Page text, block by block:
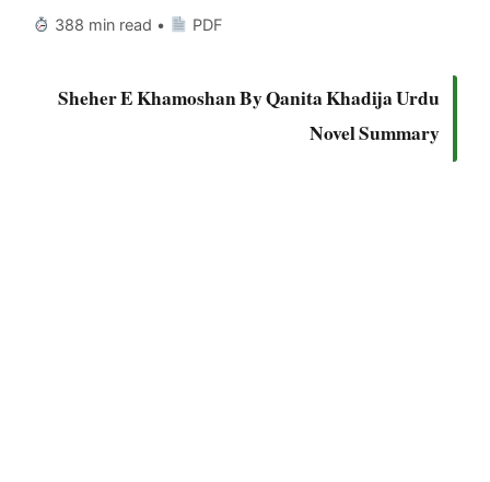
388 min read • PDF
Sheher E Khamoshan By Qanita Khadija Urdu
Novel Summary